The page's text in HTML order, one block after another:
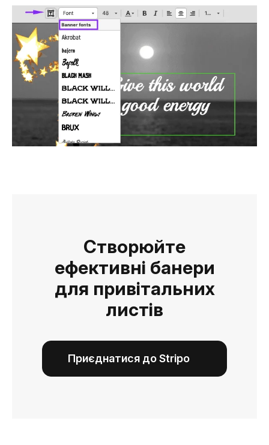
Створюйте
ефективні банери
для привітальних
листів
Приєднатися до Stripo